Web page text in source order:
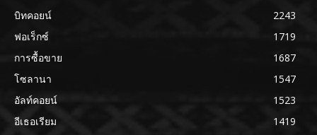
บิทคอยน์
2243
ฟอเร็กซ์
1719
การซื้อขาย
1687
โซลานา
1547
อัลท์คอยน์
1523
อีเธอเรียม
1419